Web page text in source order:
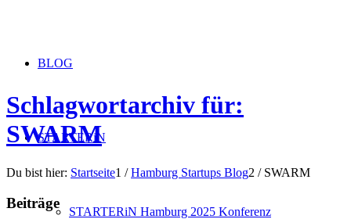
BLOG
STARTERiN
STARTERiN Hamburg 2025 Konferenz
Schlagwortarchiv für:
SWARM
Du bist hier: Startseite1 / Hamburg Startups Blog2 / SWARM
Beiträge